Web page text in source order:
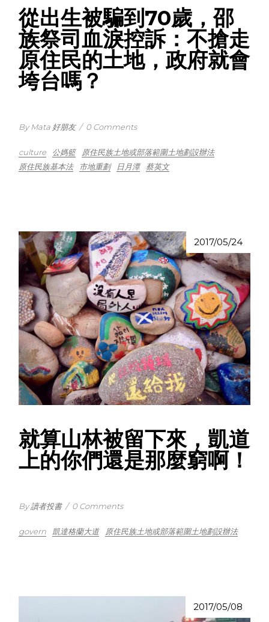
從出生被騙到70歲，邵
族祭司血淚控訴：不搶走
原住民的土地，政府就會
垮台嗎？
By Mata 好朋友 / 0 Comments
culture 公媽籃
原住民族土地或部落範圍土地劃設辦法
原住民族基本法
市地重劃 日月潭 蔡英文
2017/05/24
就算山林被留下來，凱道
上的你們還是那麼窮啊！
By 讀者投書 / 0 Comments
govern 凱達格蘭大道 原住民族土地或部落範圍土地劃設辦法
2017/05/08